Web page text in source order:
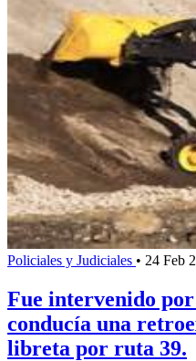
Policiales y Judiciales • 24 Feb
Fue intervenido
conducía una
libreta por ruta 39.